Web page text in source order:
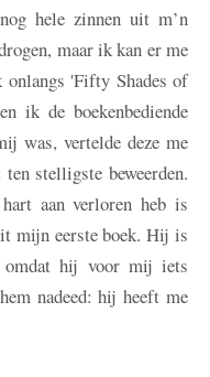
hele zinnen uit m’n
maar ik kan er me
'Fifty Shades of
ik de boekenbediende
was, vertelde deze me
stelligste beweerden.
aan verloren heb is
mijn eerste boek. Hij is
hij voor mij iets
nadeed: hij heeft me